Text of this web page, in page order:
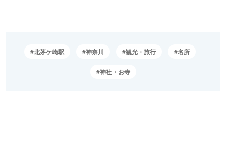
北茅ケ崎駅 神奈川 観光・旅行 名所
神社・お寺